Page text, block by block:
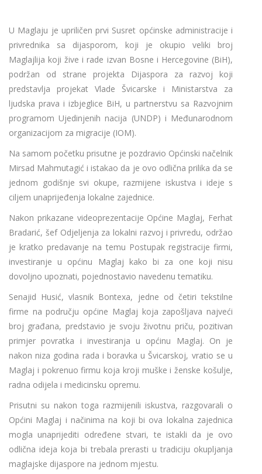
U Maglaju je upriličen prvi Susret općinske administracije i
privrednika sa dijasporom, koji je okupio veliki broj
Maglajlija koji žive i rade izvan Bosne i Hercegovine (BiH),
podržan od strane projekta Dijaspora za razvoj koji
predstavlja projekat Vlade Švicarske i Ministarstva za
ljudska prava i izbjeglice BiH, u partnerstvu sa Razvojnim
programom Ujedinjenih nacija (UNDP) i Međunarodnom
organizacijom za migracije (IOM).
Na samom početku prisutne je pozdravio Općinski načelnik
Mirsad Mahmutagić i istakao da je ovo odlična prilika da se
jednom godišnje svi okupe, razmijene iskustva i ideje s
ciljem unaprijeđenja lokalne zajednice.
Nakon prikazane videoprezentacije Općine Maglaj, Ferhat
Bradarić, šef Odjeljenja za lokalni razvoj i privredu, održao
je kratko predavanje na temu Postupak registracije firmi,
investiranje u općinu Maglaj kako bi za one koji nisu
dovoljno upoznati, pojednostavio navedenu tematiku.
Senajid Husić, vlasnik Bontexa, jedne od četiri tekstilne
firme na području općine Maglaj koja zapošljava najveći
broj građana, predstavio je svoju životnu priču, pozitivan
primjer povratka i investiranja u općinu Maglaj. On je
nakon niza godina rada i boravka u Švicarskoj, vratio se u
Maglaj i pokrenuo firmu koja kroji muške i ženske košulje,
radna odijela i medicinsku opremu.
Prisutni su nakon toga razmijenili iskustva, razgovarali o
Općini Maglaj i načinima na koji bi ova lokalna zajednica
mogla unaprijediti određene stvari, te istakli da je ovo
odlična ideja koja bi trebala prerasti u tradiciju okupljanja
maglajske dijaspore na jednom mjestu.